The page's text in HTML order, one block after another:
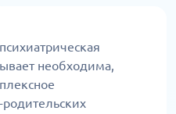
необходима,